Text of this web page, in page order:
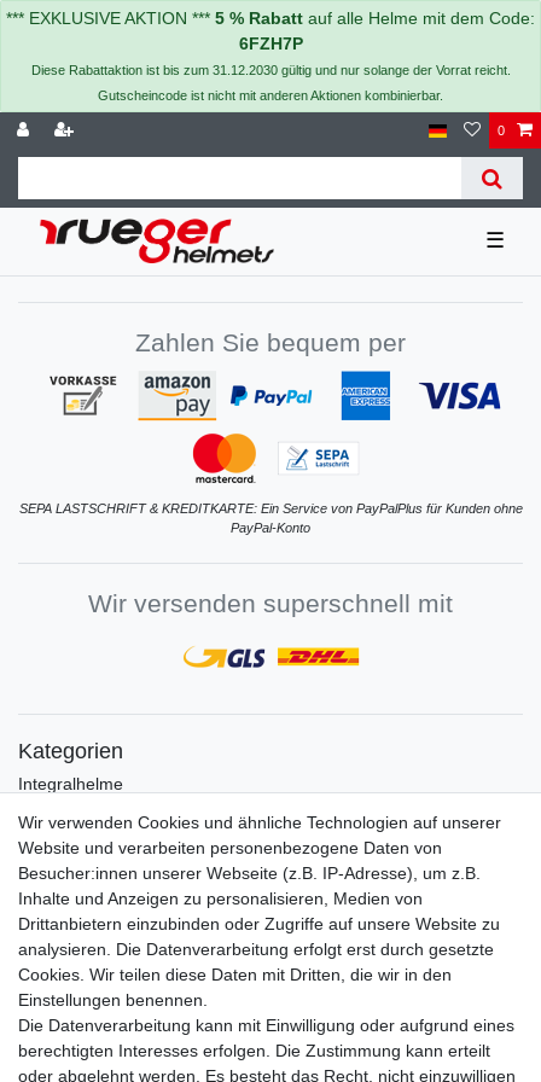
*** EXKLUSIVE AKTION *** 5 % Rabatt auf alle Helme mit dem Code:
6FZH7P
Diese Rabattaktion ist bis zum 31.12.2030 gültig und nur solange der Vorrat reicht.
Gutscheincode ist nicht mit anderen Aktionen kombinierbar.
0
☰
Zahlen Sie bequem per
SEPA LASTSCHRIFT & KREDITKARTE: Ein Service von PayPalPlus für Kunden ohne
PayPal-Konto
Wir versenden superschnell mit
Kategorien
Integralhelme
Crosshelme
Klapphelme
Zubehör/Visiere
Bluetoothhelme
Kinderhelme
Skihelme
Services
Mein Konto
Kontakt
Wir verwenden Cookies und ähnliche Technologien auf unserer
Website und verarbeiten personenbezogene Daten von
Besucher:innen unserer Webseite (z.B. IP-Adresse), um z.B.
Inhalte und Anzeigen zu personalisieren, Medien von
Drittanbietern einzubinden oder Zugriffe auf unsere Website zu
analysieren. Die Datenverarbeitung erfolgt erst durch gesetzte
Cookies. Wir teilen diese Daten mit Dritten, die wir in den
Einstellungen benennen.
Die Datenverarbeitung kann mit Einwilligung oder aufgrund eines
berechtigten Interesses erfolgen. Die Zustimmung kann erteilt
oder abgelehnt werden. Es besteht das Recht, nicht einzuwilligen